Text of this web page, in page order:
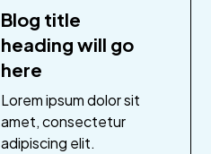
Blog title
heading will go
here
Lorem ipsum dolor sit
amet, consectetur
adipiscing elit.